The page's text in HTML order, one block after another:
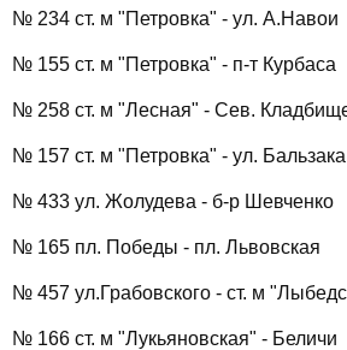
№ 234 ст. м "Петровка" - ул. А.Навои
№ 155 ст. м "Петровка" - п-т Курбаса
№ 258 ст. м "Лесная" - Сев.
№ 157 ст. м "Петровка" - ул. Бальзака
№ 433 ул. Жолудева - б-р Шевченко
№ 165 пл. Победы - пл. Львовская
№ 457 ул.Грабовского - ст. м
№ 166 ст. м "Лукьяновская" - Беличи